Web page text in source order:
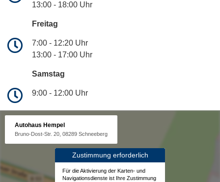
13:00 - 18:00 Uhr
Freitag
7:00 - 12:20 Uhr
13:00 - 17:00 Uhr
Samstag
9:00 - 12:00 Uhr
Autohaus Hempel
Bruno-Dost-Str. 20, 08289 Schneeberg
Zustimmung erforderlich
Für die Aktivierung der Karten- und
Navigationsdienste ist Ihre Zustimmung